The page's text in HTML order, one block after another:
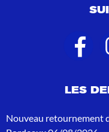
LES
Nouveau retournement